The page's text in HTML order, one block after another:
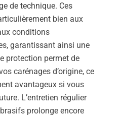
de technique. Ces
bien aux
conditions
garantissant ainsi une
protection permet de
carénages d’origine, ce
avantageux si vous
L’entretien régulier
prolonge encore